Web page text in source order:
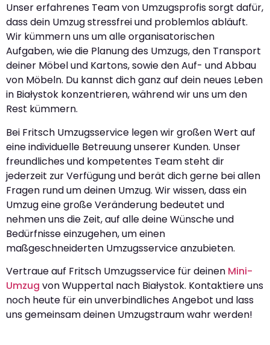
Unser erfahrenes Team von Umzugsprofis sorgt dafür,
dass dein Umzug stressfrei und problemlos abläuft.
Wir kümmern uns um alle organisatorischen
Aufgaben, wie die Planung des Umzugs, den Transport
deiner Möbel und Kartons, sowie den Auf- und Abbau
von Möbeln. Du kannst dich ganz auf dein neues Leben
in Białystok konzentrieren, während wir uns um den
Rest kümmern.
Bei Fritsch Umzugsservice legen wir großen Wert auf
eine individuelle Betreuung unserer Kunden. Unser
freundliches und kompetentes Team steht dir
jederzeit zur Verfügung und berät dich gerne bei allen
Fragen rund um deinen Umzug. Wir wissen, dass ein
Umzug eine große Veränderung bedeutet und
nehmen uns die Zeit, auf alle deine Wünsche und
Bedürfnisse einzugehen, um einen
maßgeschneiderten Umzugsservice anzubieten.
Vertraue auf Fritsch Umzugsservice für deinen Mini-
Umzug von Wuppertal nach Białystok. Kontaktiere uns
noch heute für ein unverbindliches Angebot und lass
uns gemeinsam deinen Umzugstraum wahr werden!